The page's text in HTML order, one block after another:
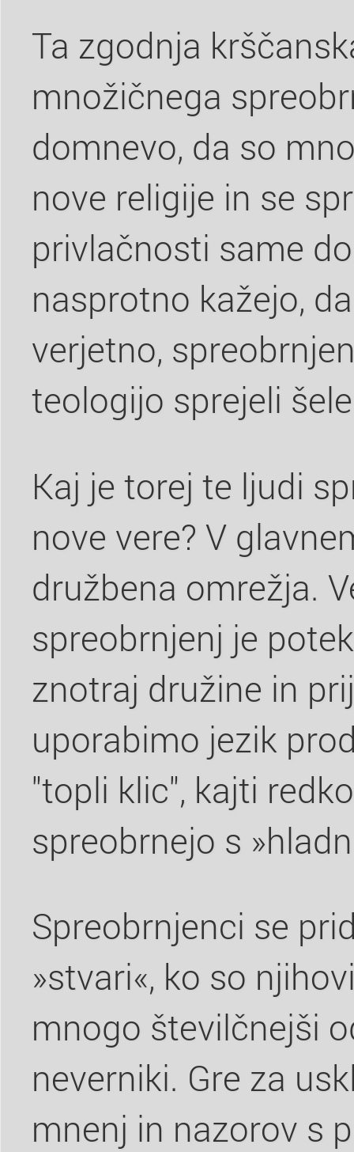
Ta zgodnja
množičnega
domnevo, da so
nove religije in se
privlačnosti same
nasprotno kažejo,
verjetno,
teologijo sprejeli
Kaj je torej te ljudi
nove vere? V
družbena omrežja.
spreobrnjenj je
znotraj družine in
uporabimo jezik
"topli klic", kajti
spreobrnejo s
Spreobrnjenci se
»stvari«, ko so
mnogo številčnejši
neverniki. Gre za
mnenj in nazorov s